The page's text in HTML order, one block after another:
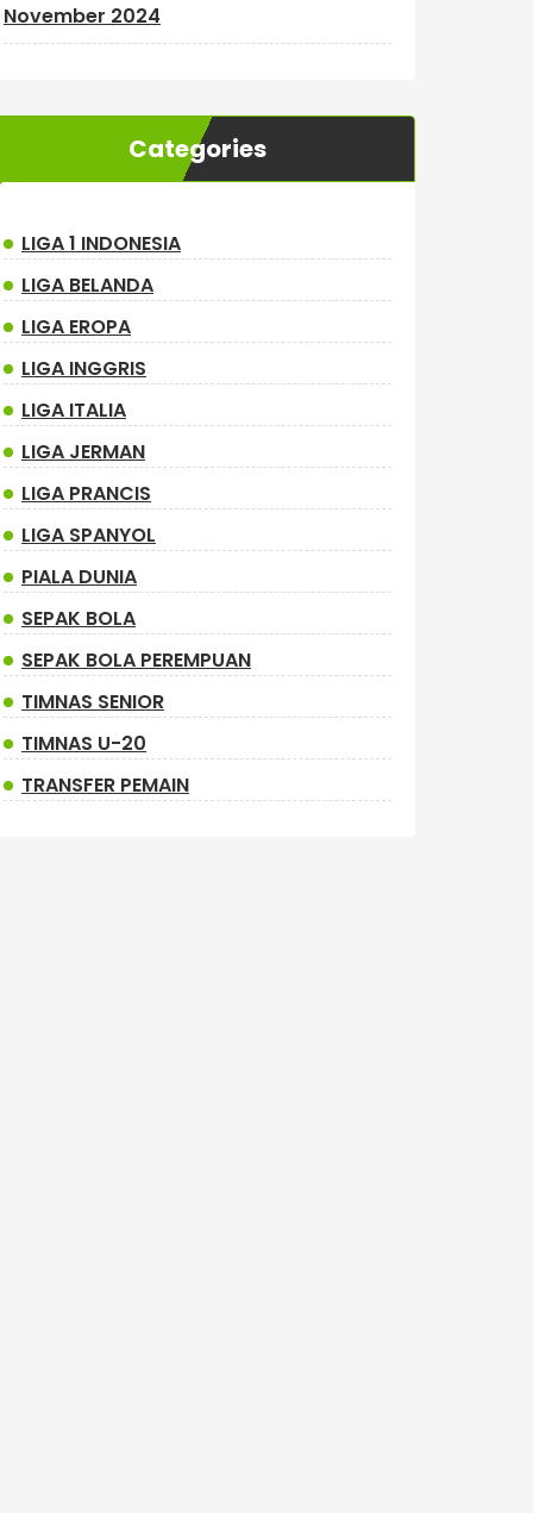
November 2024
Categories
LIGA 1 INDONESIA
LIGA BELANDA
LIGA EROPA
LIGA INGGRIS
LIGA ITALIA
LIGA JERMAN
LIGA PRANCIS
LIGA SPANYOL
PIALA DUNIA
SEPAK BOLA
SEPAK BOLA PEREMPUAN
TIMNAS SENIOR
TIMNAS U-20
TRANSFER PEMAIN